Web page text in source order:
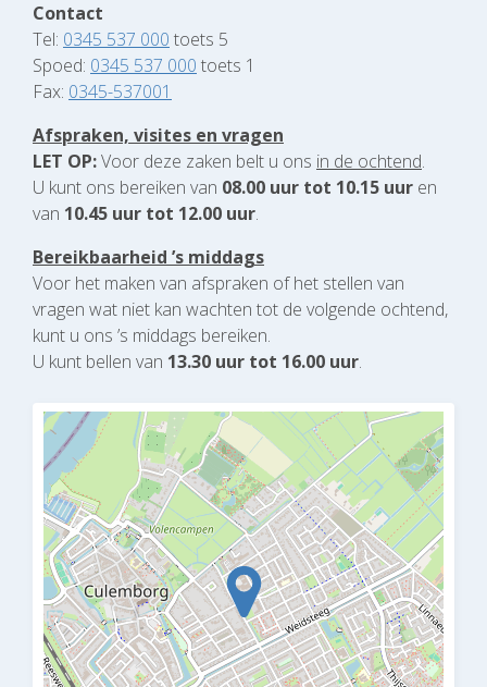
Contact
Tel: 0345 537 000 toets 5
Spoed: 0345 537 000 toets 1
Fax: 0345-537001
Afspraken, visites en vragen
LET OP:Voor deze zaken belt u ons in de ochtend.
U kunt ons bereiken van 08.00 uur tot 10.15 uur en
van 10.45 uur tot 12.00 uur.
Bereikbaarheid ’s middags
Voor het maken van afspraken of het stellen van
vragen wat niet kan wachten tot de volgende ochtend,
kunt u ons ’s middags bereiken.
U kunt bellen van 13.30 uur tot 16.00 uur.
Loading...